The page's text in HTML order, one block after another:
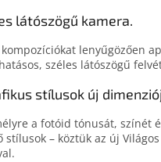
látószögű kamera.
lenyűgö­zően
széles látó­szögű
stílusok új
a fotóid tó­nu­sát, színét
stílusok – köztük az új Világos